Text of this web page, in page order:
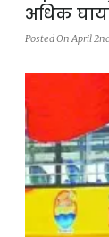
अधिक
Posted On April